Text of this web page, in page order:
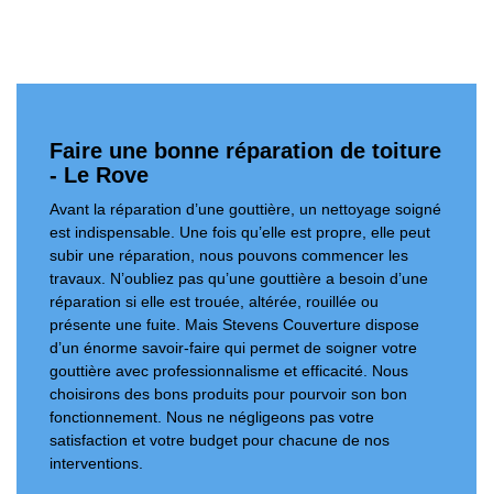
Faire une bonne réparation de toiture
- Le Rove
Avant la réparation d’une gouttière, un nettoyage soigné
est indispensable. Une fois qu’elle est propre, elle peut
subir une réparation, nous pouvons commencer les
travaux. N’oubliez pas qu’une gouttière a besoin d’une
réparation si elle est trouée, altérée, rouillée ou
présente une fuite. Mais Stevens Couverture dispose
d’un énorme savoir-faire qui permet de soigner votre
gouttière avec professionnalisme et efficacité. Nous
choisirons des bons produits pour pourvoir son bon
fonctionnement. Nous ne négligeons pas votre
satisfaction et votre budget pour chacune de nos
interventions.